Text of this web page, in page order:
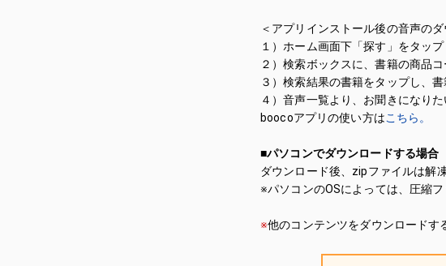
＜アプリインストール後の音声の
１）ホーム画面下「探す」をタップ
２）検索ボックスに、書籍の商品
３）検索結果の書籍をタップし、
４）音声一覧より、お聞きになり
boocoアプリの使い方はこちら。
■パソコンでダウンロードする場合
ダウンロード後、zipファイルは解
※パソコンのOSによっては、圧縮
※他のコンテンツをダウンロードす